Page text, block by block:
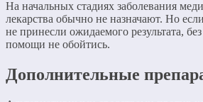
На начальных стадиях заболевания
лекарства обычно не назначают. Но
не принесли ожидаемого результата,
помощи не обойтись.
Дополнительные